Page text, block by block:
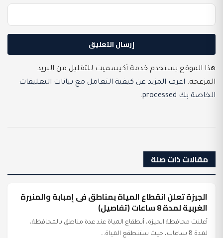
هذا الموقع يستخدم خدمة أكيسميت للتقليل من البريد
المزعجة. اعرف المزيد عن كيفية التعامل مع بيانات التعليقات
الخاصة بك processed
.
مقالات ذات صلة
عرب وعالم
الجيزة تعلن انقطاع المياة بمناطق فى إمبابة والمنيرة
الغربية لمدة 8 ساعات (تفاصيل)
أعلنت محافظة الجيزة، أنطقاع المياة عند عدة مناطق بالمحافظة،
لمدة 8 ساعات، حيث ستنطقع المياة...